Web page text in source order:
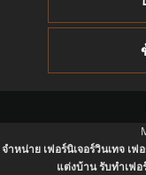
จำหน่าย เฟอร์นิเจอร์วินเทจ เฟ
แต่งบ้าน รับทำเฟ